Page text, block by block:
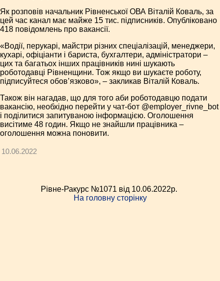
Як розповів начальник Рівненської ОВА Віталій Коваль, за
цей час канал має майже 15 тис. підписників. Опубліковано
418 повідомлень про вакансії.
«Водії, перукарі, майстри різних спеціалізацій, менеджери,
кухарі, офіціанти і бариста, бухгалтери, адміністратори –
цих та багатьох інших працівників нині шукають
роботодавці Рівненщини. Тож якщо ви шукаєте роботу,
підписуйтеся обов’язково», – закликав Віталій Коваль.
Також він нагадав, що для того аби роботодавцю подати
вакансію, необхідно перейти у чат-бот @employer_rivne_bot
і поділитися запитуваною інформацією. Оголошення
висітиме 48 годин. Якщо не знайшли працівника –
оголошення можна поновити.
10.06.2022
Рівне-Ракурс №1071 від 10.06.2022p.
На головну сторінку